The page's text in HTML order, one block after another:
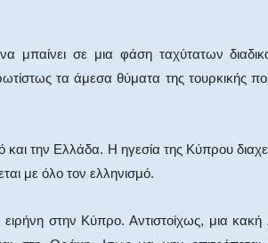
μπαίνει σε μια φάση ταχύτατων
τα άμεσα θύματα της τουρκικής
την Ελλάδα. Η ηγεσία της Κύπρου
με όλο τον ελληνισμό.
ειρήνη στην Κύπρο. Αντιστοίχως, μια